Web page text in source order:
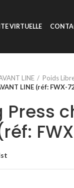
VIRTUELLE
LINE
Poids
LINE (réf: FWX-
Press